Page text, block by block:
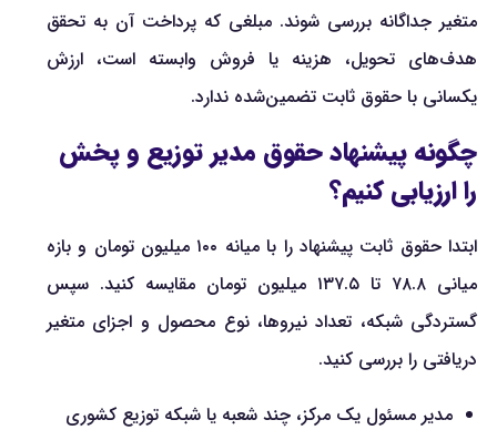
متغیر جداگانه بررسی شوند. مبلغی که پرداخت آن به تحقق
هدف‌های تحویل، هزینه یا فروش وابسته است، ارزش
یکسانی با حقوق ثابت تضمین‌شده ندارد.
چگونه پیشنهاد حقوق مدیر توزیع و پخش
را ارزیابی کنیم؟
ابتدا حقوق ثابت پیشنهاد را با میانه ۱۰۰ میلیون تومان و بازه
میانی ۷۸.۸ تا ۱۳۷.۵ میلیون تومان مقایسه کنید. سپس
گستردگی شبکه، تعداد نیروها، نوع محصول و اجزای متغیر
دریافتی را بررسی کنید.
مدیر مسئول یک مرکز، چند شعبه یا شبکه توزیع کشوری